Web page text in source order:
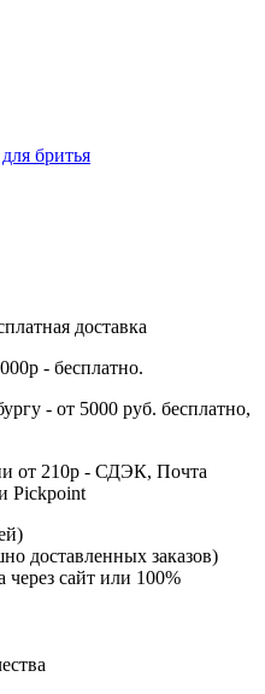
бритья
доставка
- бесплатно.
- от 5000 руб. бесплатно,
от 210р - СДЭК, Почта
Pickpoint
доставленных заказов)
через сайт или 100%